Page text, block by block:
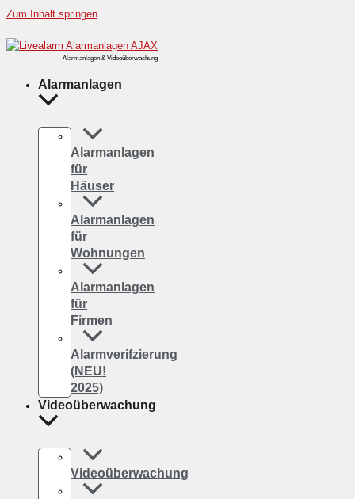
Zum Inhalt springen
Alarmanlagen & Videoüberwachung
Alarmanlagen
Alarmanlagen
für
Häuser
Alarmanlagen
für
Wohnungen
Alarmanlagen
für
Firmen
Alarmverifzierung
(NEU!
2025)
Videoüberwachung
Videoüberwachung